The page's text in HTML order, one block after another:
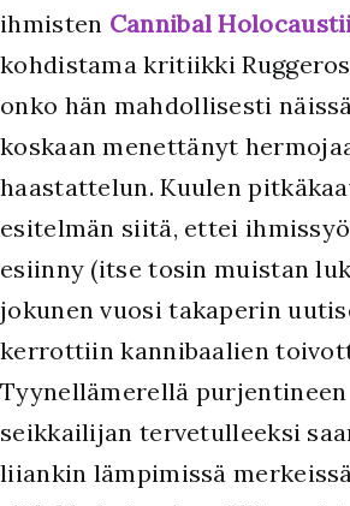
ihmisten Cannibal
kohdistama kritiikki
onko hän mahdollisesti
koskaan menettänyt
haastattelun. Kuulen
esitelmän siitä, ettei
esiinny (itse tosin muistan
jokunen vuosi takaperin
kerrottiin kannibaalien
Tyynellämerellä purjentineen
seikkailijan tervetulleeksi
liiankin lämpimissä